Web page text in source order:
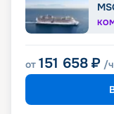
от 151 658 ₽ /